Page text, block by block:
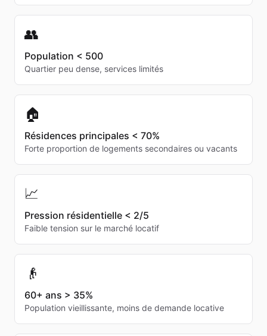
👥
Population < 500
Quartier peu dense, services limités
🏠
Résidences principales < 70%
Forte proportion de logements secondaires ou vacants
📈
Pression résidentielle < 2/5
Faible tension sur le marché locatif
👴
60+ ans > 35%
Population vieillissante, moins de demande locative